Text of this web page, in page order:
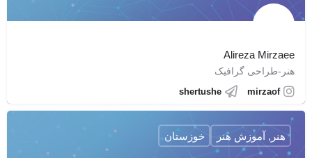
Alireza Mirzaee
هنر-طراحی گرافیک
mirzaof
shertushe
هنر, آموزش هنر خوزستان